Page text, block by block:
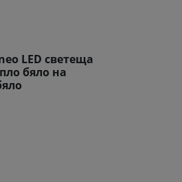
LED светеща
бяло на